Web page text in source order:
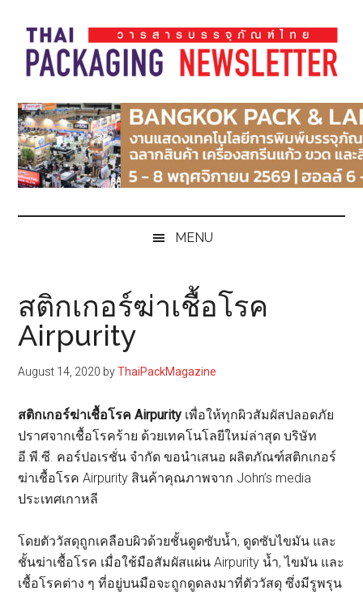
main
content
secondary
menu
primary
sidebar
footer
Thai
Pack
Magazine
Pack
Magazine
MENU
สติกเกอร์ฆ่าเชื้อโรค
Airpurity
August 14, 2020 byThaiPackMagazine
สติกเกอร์ฆ่าเชื้อโรค Airpurity เพื่อให้ทุกผิวสัมผัสปลอดภัย
ปราศจากเชื้อโรคร้าย ด้วยเทคโนโลยีใหม่ล่าสุด บริษัท
อี.พี.ซี. คอร์ปอเรชั่น จำกัด ขอนำเสนอ ผลิตภัณฑ์สติกเกอร์
ฆ่าเชื้อโรค Airpurity สินค้าคุณภาพจาก John’s media
ประเทศเกาหลี
โดยตัววัสดุถูกเคลือบผิวด้วยชั้นดูดซับน้ำ, ดูดซับไขมัน และ
ชั้นฆ่าเชื้อโรค เมื่อใช้มือสัมผัสแผ่น Airpurity น้ำ, ไขมัน และ
เชื้อโรคต่าง ๆ ที่อยู่บนมือจะถูกดูดลงมาที่ตัววัสดุ ซึ่งมีรูพรุน